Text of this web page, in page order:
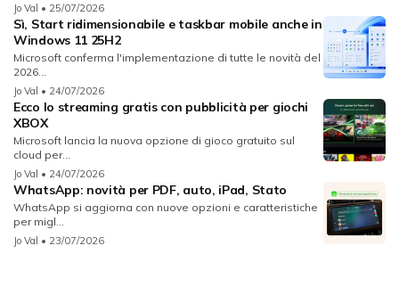
Jo Val • 25/07/2026
Sì, Start ridimensionabile e taskbar mobile anche in
Windows 11 25H2
Microsoft conferma l'implementazione di tutte le novità del
2026...
Jo Val • 24/07/2026
Ecco lo streaming gratis con pubblicità per giochi
XBOX
Microsoft lancia la nuova opzione di gioco gratuito sul
cloud per...
Jo Val • 24/07/2026
WhatsApp: novità per PDF, auto, iPad, Stato
WhatsApp si aggiorna con nuove opzioni e caratteristiche
per migl...
Jo Val • 23/07/2026